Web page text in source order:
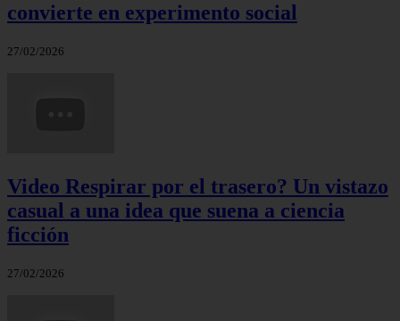
convierte en experimento social
27/02/2026
Video Respirar por el trasero? Un vistazo
casual a una idea que suena a ciencia
ficción
27/02/2026